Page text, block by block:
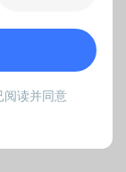
5点建议！
考试只剩下12天
建议，希望对大
阅读并同意